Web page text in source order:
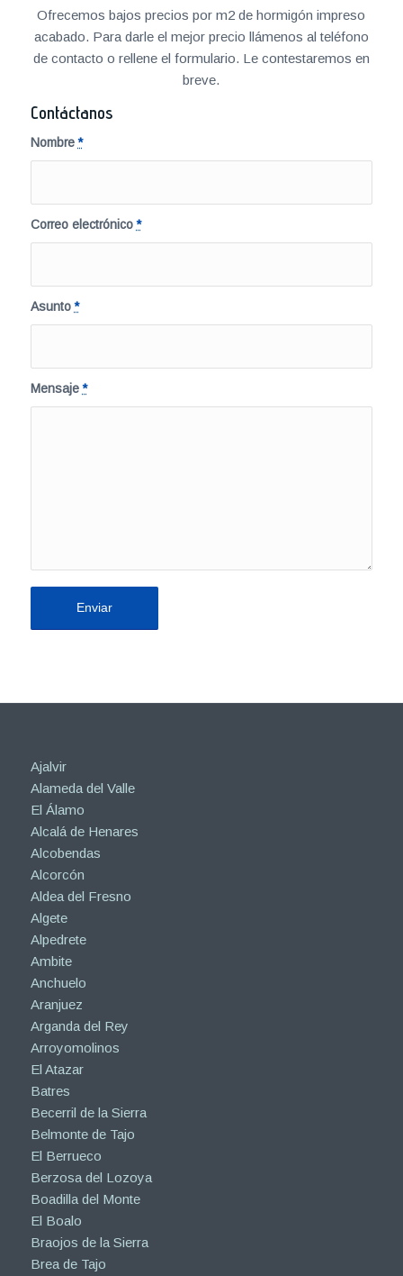
Ofrecemos bajos precios por m2 de hormigón impreso
acabado. Para darle el mejor precio llámenos al teléfono
de contacto o rellene el formulario. Le contestaremos en
breve.
Contáctanos
Nombre*
Correo electrónico*
Asunto*
Mensaje*
Ajalvir
Alameda del Valle
El Álamo
Alcalá de Henares
Alcobendas
Alcorcón
Aldea del Fresno
Algete
Alpedrete
Ambite
Anchuelo
Aranjuez
Arganda del Rey
Arroyomolinos
El Atazar
Batres
Becerril de la Sierra
Belmonte de Tajo
El Berrueco
Berzosa del Lozoya
Boadilla del Monte
El Boalo
Braojos de la Sierra
Brea de Tajo